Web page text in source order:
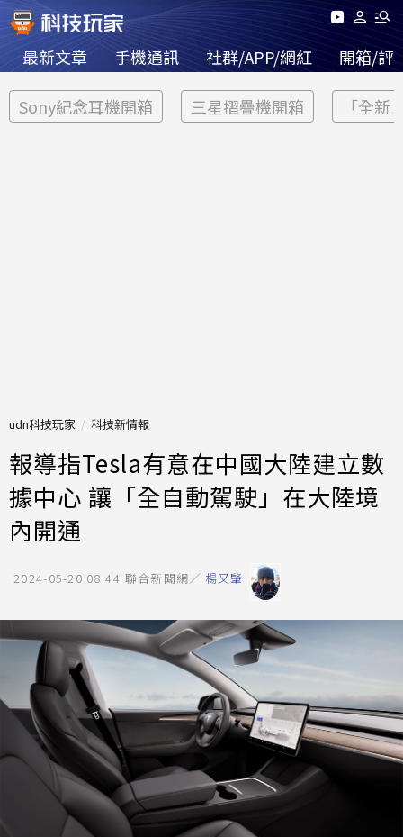
最新文章 手機通訊 社群/APP/網紅 開箱/評
Sony紀念耳機開箱 三星摺疊機開箱 「全新
udn科技玩家 科技新情報
報導指Tesla有意在中國大陸建立數
據中心 讓「全自動駕駛」在大陸境
內開通
2024-05-20 08:44 聯合新聞網／ 楊又肇